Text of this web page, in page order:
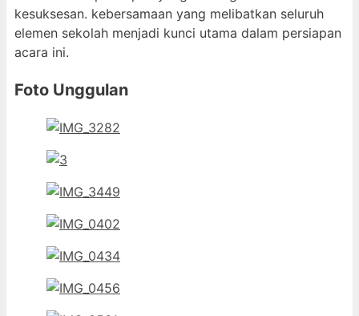
kesuksesan. kebersamaan yang melibatkan seluruh
elemen sekolah menjadi kunci utama dalam persiapan
acara ini.
Foto Unggulan